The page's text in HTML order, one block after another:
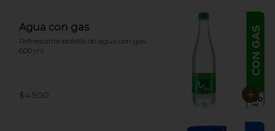
Agua con gas
Refrescante botella de agua con gas.
600 ml
$4.900